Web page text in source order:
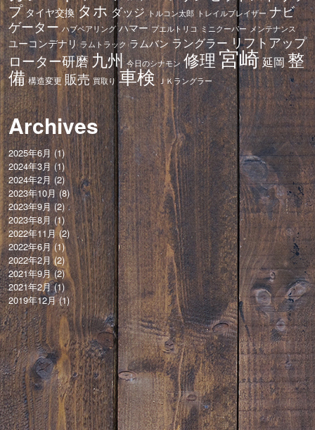
プタイヤ交換タホ ダッジ トルコン太郎 トレイルブレイザー ナビ
ゲーター ハブベアリング ハマー プエルトリコ ミニクーパー メンテナンス
ユーコンデナリ ラムトラック ラムバン ラングラーリフトアップ
ローター研磨九州 今日のシナモン 修理宮崎延岡整
備 構造変更 販売 買取り 車検 ＪＫラングラー
Archives
2025年6月(1)
2024年3月(1)
2024年2月 (2)
2023年10月(8)
2023年9月(2)
2023年8月(1)
2022年11月(2)
2022年6月(1)
2022年2月(2)
2021年9月(2)
2021年2月(1)
2019年12月(1)